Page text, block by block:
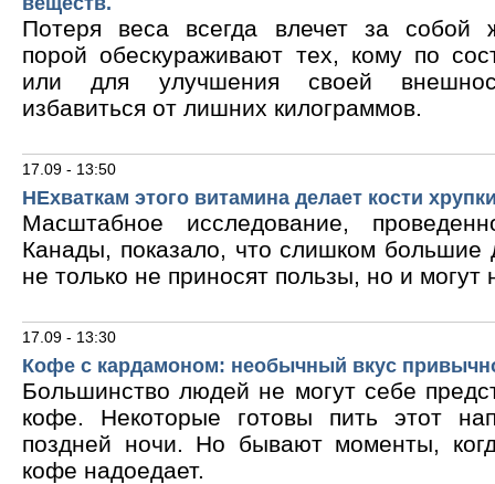
Потеря веса всегда влечет за собой
порой обескураживают тех, кому по
или для улучшения своей
избавиться от лишних килограммов.
17.09 - 13:50
НЕхваткам этого витамина делает кости
Масштабное исследование,
Канады, показало, что слишком большие
не только не приносят пользы, но и могут
17.09 - 13:30
Кофе с кардамоном: необычный вкус
Большинство людей не могут себе
кофе. Некоторые готовы пить этот
поздней ночи. Но бывают моменты,
кофе надоедает.